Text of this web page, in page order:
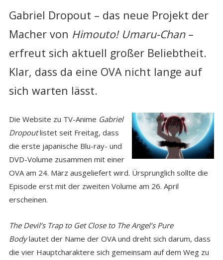
Gabriel Dropout – das neue Projekt der
Macher von Himouto! Umaru-Chan–
erfreut sich aktuell großer Beliebtheit.
Klar, dass da eine OVA nicht lange auf
sich warten lässt.
Die Website zu TV-Anime Gabriel
Dropoutlistet seit Freitag, dass
die erste japanische Blu-ray- und
DVD-Volume zusammen mit einer
OVA am 24. März ausgeliefert wird. Ürsprunglich sollte die
Episode erst mit der zweiten Volume am 26. April
erscheinen.
The Devil’s Trap to Get Close to The Angel’s Pure
Bodylautet der Name der OVA und dreht sich darum, dass
die vier Hauptcharaktere sich gemeinsam auf dem Weg zu